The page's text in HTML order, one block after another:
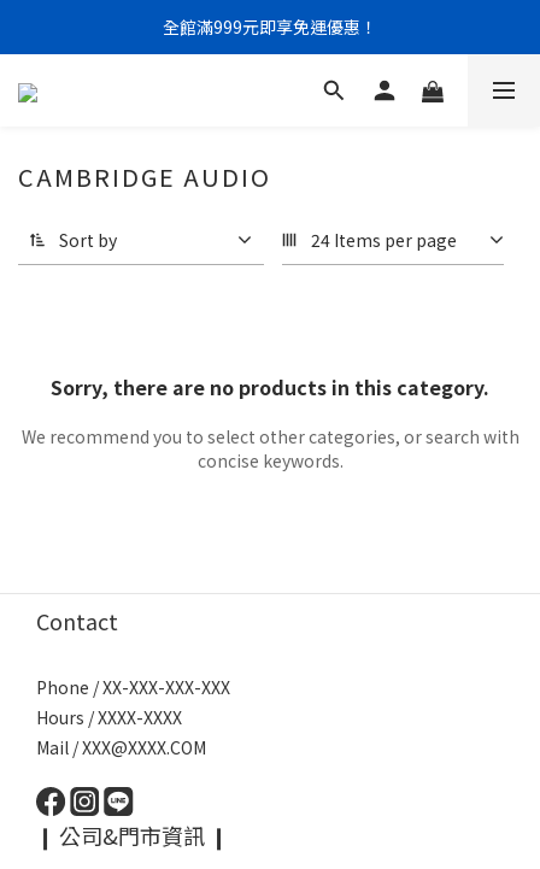
門市限定｜現金結帳不限金額 95 折
全館滿999元即享免運優惠！
門市限定｜現金結帳不限金額 95 折
CAMBRIDGE AUDIO
Sort by 24 Items per page
Sorry, there are no products in this category.
We recommend you to select other categories, or search with
concise keywords.
Contact
Phone / XX-XXX-XXX-XXX
Hours / XXXX-XXXX
Mail / XXX@XXXX.COM
❙ 公司&門市資訊 ❙